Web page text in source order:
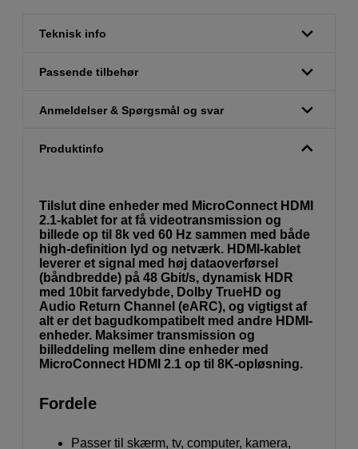
Teknisk info
Passende tilbehør
Anmeldelser & Spørgsmål og svar
Produktinfo
Tilslut dine enheder med MicroConnect HDMI
2.1-kablet for at få videotransmission og
billede op til 8k ved 60 Hz sammen med både
high-definition lyd og netværk. HDMI-kablet
leverer et signal med høj dataoverførsel
(båndbredde) på 48 Gbit/s, dynamisk HDR
med 10bit farvedybde, Dolby TrueHD og
Audio Return Channel (eARC), og vigtigst af
alt er det bagudkompatibelt med andre HDMI-
enheder. Maksimer transmission og
billeddeling mellem dine enheder med
MicroConnect HDMI 2.1 op til 8K-opløsning.
Fordele
Passer til skærm, tv, computer, kamera,